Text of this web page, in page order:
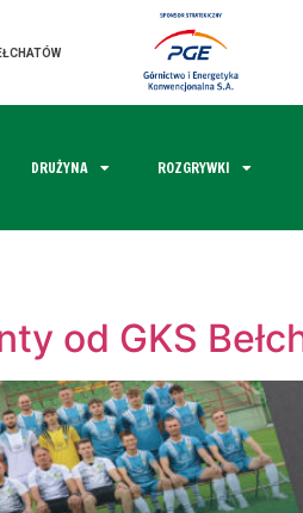
DRUŻYNA ROZGRYWKI
od GKS